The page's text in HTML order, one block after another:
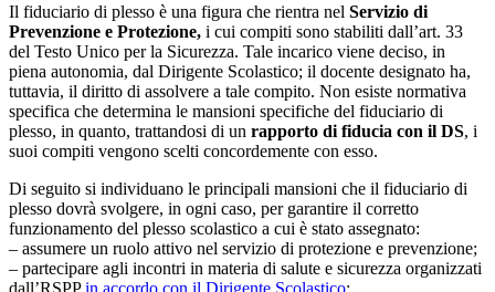
Il fiduciario di plesso è una figura che rientra nel Servizio di
Prevenzione e Protezione, i cui compiti sono stabiliti dall’art. 33
del Testo Unico per la Sicurezza. Tale incarico viene deciso, in
piena autonomia, dal Dirigente Scolastico; il docente designato ha,
tuttavia, il diritto di assolvere a tale compito. Non esiste normativa
specifica che determina le mansioni specifiche del fiduciario di
plesso, in quanto, trattandosi di un rapporto di fiducia con il DS, i
suoi compiti vengono scelti concordemente con esso.
Di seguito si individuano le principali mansioni che il fiduciario di
plesso dovrà svolgere, in ogni caso, per garantire il corretto
funzionamento del plesso scolastico a cui è stato assegnato:
– assumere un ruolo attivo nel servizio di protezione e prevenzione;
– partecipare agli incontri in materia di salute e sicurezza organizzati
dall’RSPPin accordo con il Dirigente Scolastico;